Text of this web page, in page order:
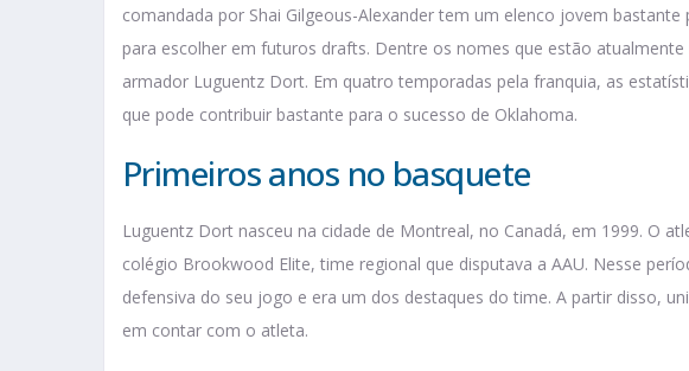
comandada por Shai Gilgeous-Alexander tem um elenco jovem
para escolher em futuros drafts. Dentre os nomes que estão
armador Luguentz Dort. Em quatro temporadas pela franquia, as
que pode contribuir bastante para o sucesso de Oklahoma.
Primeiros anos no basquete
Luguentz Dort nasceu na cidade de Montreal, no Canadá, em 1999. O
colégio Brookwood Elite, time regional que disputava a AAU. Nesse
defensiva do seu jogo e era um dos destaques do time. A partir disso,
em contar com o atleta.